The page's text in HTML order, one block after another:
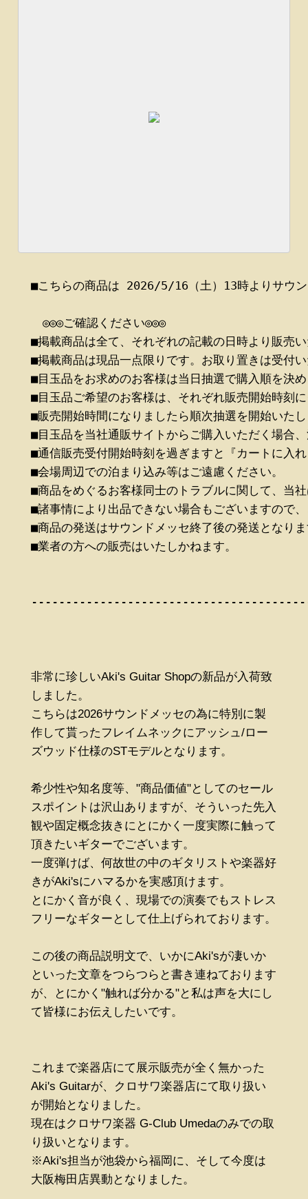
■こちらの商品は 2026/5/16（土）13時よりサウ
◎◎◎ご確認ください◎◎◎
■掲載商品は全て、それぞれの記載の日時より販売
■掲載商品は現品一点限りです。お取り置きは受付
■目玉品をお求めのお客様は当日抽選で購入順を決
■目玉品ご希望のお客様は、それぞれ販売開始時刻
■販売開始時間になりましたら順次抽選を開始いた
■目玉品を当社通販サイトからご購入いただく場合
■通信販売受付開始時刻を過ぎますと『カートに入
■会場周辺での泊まり込み等はご遠慮ください。
■商品をめぐるお客様同士のトラブルに関して、当
■諸事情により出品できない場合もございますので
■
■業者の方への販売はいたしかねます。
非常に珍しいAki's Guitar Shopの新品が入荷致
しました。
こちらは2026サウンドメッセの為に特別に製
作して貰ったフレイムネックにアッシュ/ロー
ズウッド仕様のSTモデルとなります。
希少性や知名度等、"商品価値"としてのセール
スポイントは沢山ありますが、そういった先入
観や固定概念抜きにとにかく一度実際に触って
頂きたいギターでございます。
一度弾けば、何故世の中のギタリストや楽器好
きがAki'sにハマるかを実感頂けます。
とにかく音が良く、現場での演奏でもストレス
フリーなギターとして仕上げられております。
この後の商品説明文で、いかにAki'sが凄いか
といった文章をつらつらと書き連ねております
が、とにかく"触れば分かる"と私は声を大にし
て皆様にお伝えしたいです。
これまで楽器店にて展示販売が全く無かった
Aki's Guitarが、クロサワ楽器店にて取り扱い
が開始となりました。
現在はクロサワ楽器 G-Club Umedaのみでの取
り扱いとなります。
※Aki's担当が池袋から福岡に、そして今度は
大阪梅田店異動となりました。